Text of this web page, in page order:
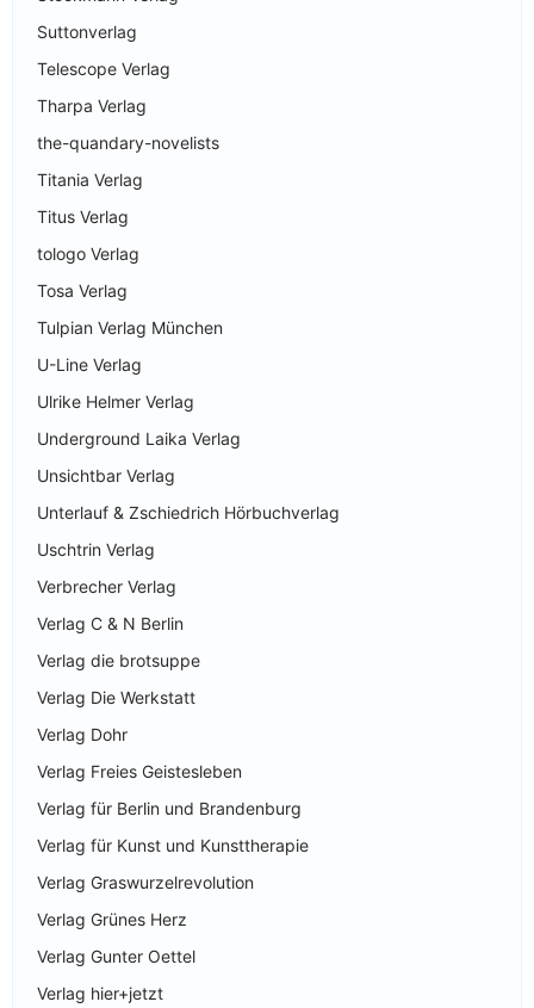
Suttonverlag
Telescope Verlag
Tharpa Verlag
the-quandary-novelists
Titania Verlag
Titus Verlag
tologo Verlag
Tosa Verlag
Tulpian Verlag München
U-Line Verlag
Ulrike Helmer Verlag
Underground Laika Verlag
Unsichtbar Verlag
Unterlauf & Zschiedrich Hörbuchverlag
Uschtrin Verlag
Verbrecher Verlag
Verlag C & N Berlin
Verlag die brotsuppe
Verlag Die Werkstatt
Verlag Dohr
Verlag Freies Geistesleben
Verlag für Berlin und Brandenburg
Verlag für Kunst und Kunsttherapie
Verlag Graswurzelrevolution
Verlag Grünes Herz
Verlag Gunter Oettel
Verlag hier+jetzt